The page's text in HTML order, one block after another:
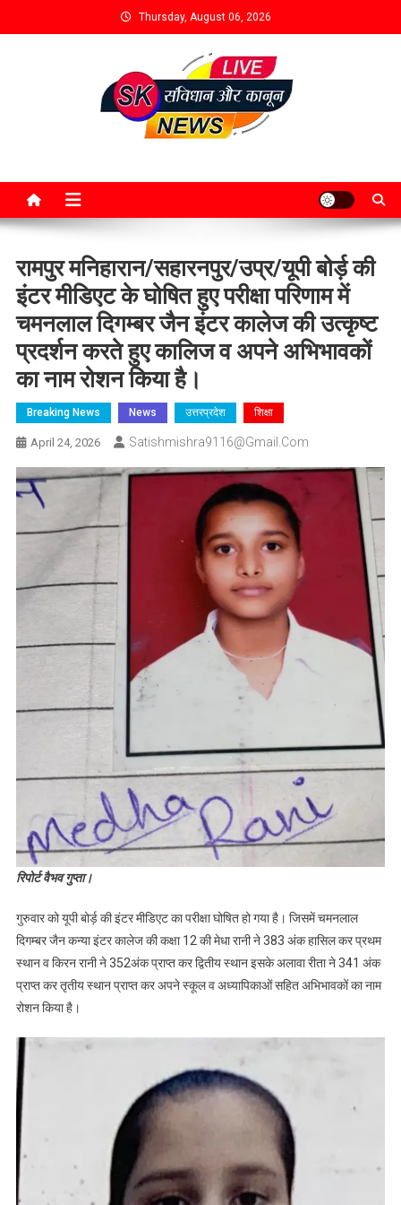
Thursday, August 06, 2026
रामपुर मनिहारान/सहारनपुर/उप्र/यूपी बोर्ड़ की
इंटर मीडिएट के घोषित हुए परीक्षा परिणाम में
चमनलाल दिगम्बर जैन इंटर कालेज की उत्कृष्ट
प्रदर्शन करते हुए कालिज व अपने अभिभावकों
का नाम रोशन किया है।
Breaking News News उत्तरप्रदेश शिक्षा
April 24, 2026 Satishmishra9116@gmail.com
रिपोर्ट वैभव गुप्ता।
गुरुवार को यूपी बोर्ड़ की इंटर मीडिएट का परीक्षा घोषित हो गया है। जिसमें चमनलाल
दिगम्बर जैन कन्या इंटर कालेज की कक्षा 12 की मेधा रानी ने 383 अंक हासिल कर प्रथम
स्थान व किरन रानी ने 352अंक प्राप्त कर द्वितीय स्थान इसके अलावा रीता ने 341 अंक
प्राप्त कर तृतीय स्थान प्राप्त कर अपने स्कूल व अध्यापिकाओं सहित अभिभावकों का नाम
रोशन किया है।